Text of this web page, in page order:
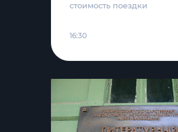
стоимость поездки
16:30